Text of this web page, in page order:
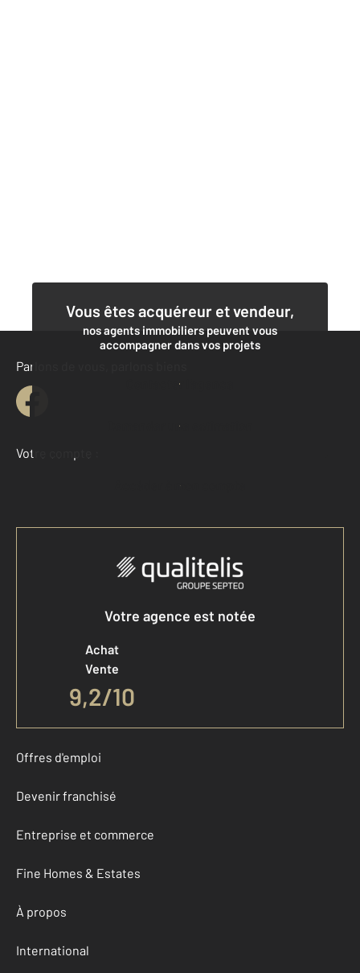
Vous êtes acquéreur et vendeur,
nos agents immobiliers peuvent vous
accompagner dans vos projets
Contacter l'agence
Demander une estimation
Parlons de vous, parlons biens
Votre compte :
Accéder à mon compte
Votre agence est notée
Achat
Vente
9,2/10
Offres d'emploi
Devenir franchisé
Entreprise et commerce
Fine Homes & Estates
À propos
International